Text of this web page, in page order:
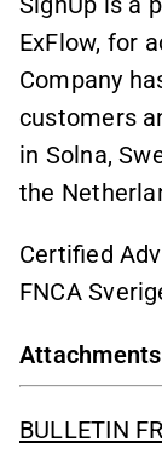
ExFlow, for
Company
customers
in Solna,
the
Certified
FNCA
Attachments
BULLETIN